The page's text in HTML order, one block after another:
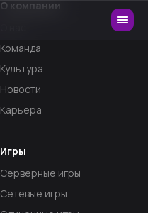
Игры
Серверные игры
Сетевые игры
О компании
Команда
Культура
Новости
Карьера